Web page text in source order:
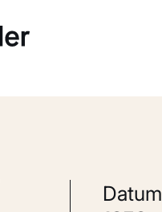
Datum